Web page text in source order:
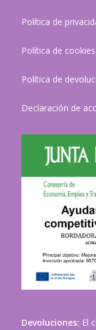
Política de
Política de cookies
Política de
Declaración de
Devoluciones: El